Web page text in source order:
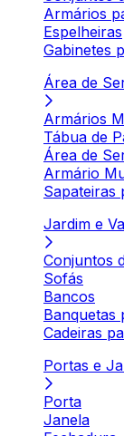
Armários
Espelheiras
Gabinetes
Área de
Armários
Tábua de
Área de
Armário
Sapateiras
Jardim e
Conjuntos
Sofás
Bancos
Banquetas
Cadeiras
Portas e
Porta
Janela